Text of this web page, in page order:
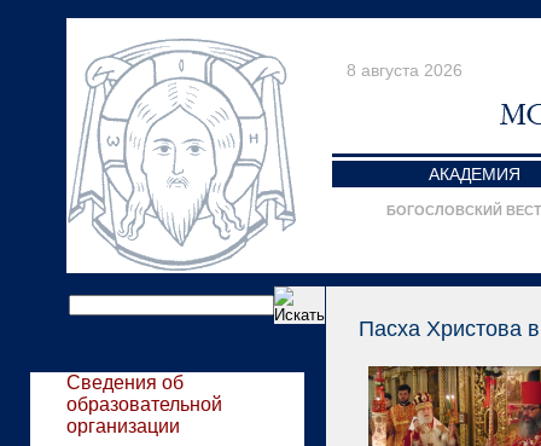
8 августа 2026
АКАДЕМИЯ
БОГОСЛОВСКИЙ
Сведения об
образовательной
организации
Пасха Христова